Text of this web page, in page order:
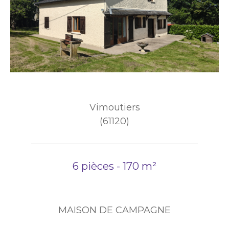
Vimoutiers
(61120)
6 pièces - 170 m²
MAISON DE CAMPAGNE